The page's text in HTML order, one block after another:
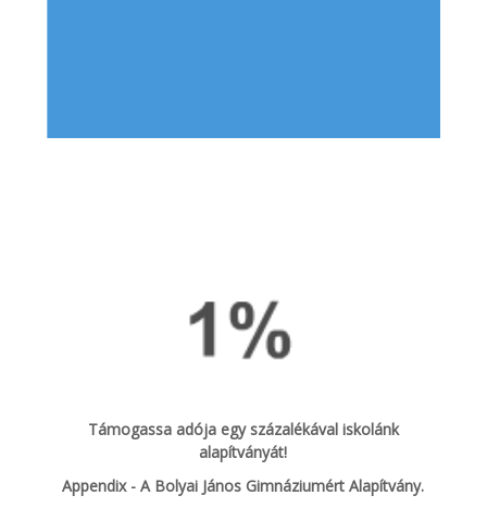
Támogassa adója egy százalékával iskolánk
alapítványát!
Appendix - A Bolyai János Gimnáziumért Alapítvány.